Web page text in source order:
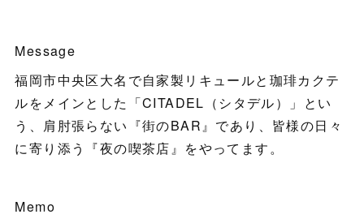
Message
福岡市中央区大名で自家製リキュールと珈琲カクテ
ルをメインとした「CITADEL（シタデル）」とい
う、肩肘張らない『街のBAR』であり、皆様の日々
に寄り添う『夜の喫茶店』をやってます。
Memo